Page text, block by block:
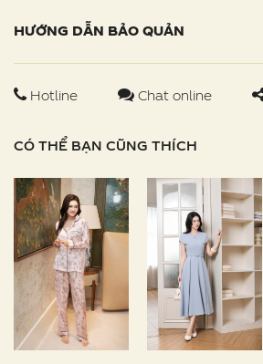
HƯỚNG DẪN BẢO QUẢN
Hotline Chat online
CÓ THỂ BẠN CŨNG THÍCH